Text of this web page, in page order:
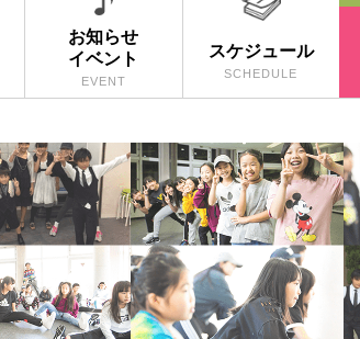
お知らせ
イベント
EVENT
スケジュール
SCHEDULE